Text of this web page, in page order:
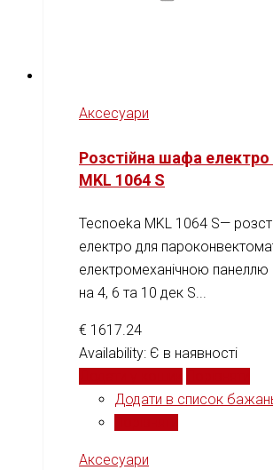
Аксесуари
Розстійна шафа
MKL 1064 S
Tecnoeka MKL 1064 S—
електро для
електромеханічною панеллю
на 4, 6 та 10 дек S...
€ 1617.24
Availability: Є в наявності
Додати в список
Аксесуари